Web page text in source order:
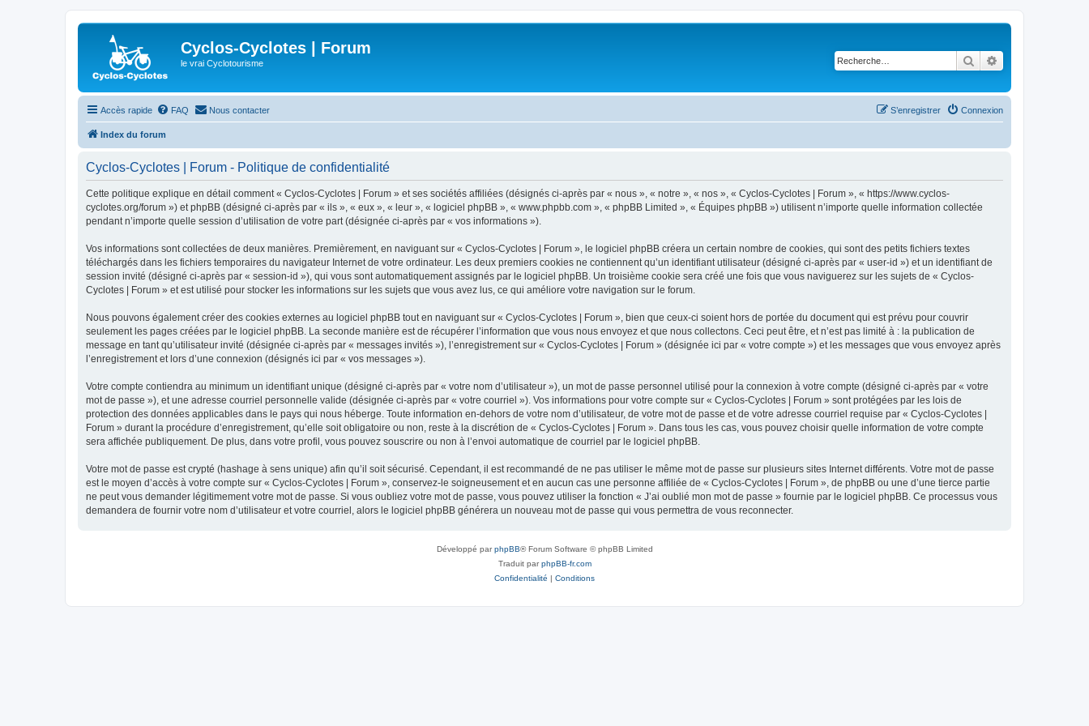
Cyclos-Cyclotes | Forum
le vrai Cyclotourisme Rechercher
Accès rapide FAQ Nous contacter Connexion
S’enregistrer
Index du forum
Cyclos-Cyclotes | Forum - Politique de confidentialité
Cette politique explique en détail comment « Cyclos-Cyclotes | Forum » et ses sociétés affiliées (désignés ci-après par « nous », « notre », « nos », « Cyclos-Cyclotes | Forum », « https://www.cyclos-
cyclotes.org/forum ») et phpBB (désigné ci-après par « ils », « eux », « leur », « logiciel phpBB », « www.phpbb.com », « phpBB Limited », « Équipes phpBB ») utilisent n’importe quelle information collectée
pendant n’importe quelle session d’utilisation de votre part (désignée ci-après par « vos informations »).
Vos informations sont collectées de deux manières. Premièrement, en naviguant sur « Cyclos-Cyclotes | Forum », le logiciel phpBB créera un certain nombre de cookies, qui sont des petits fichiers textes
téléchargés dans les fichiers temporaires du navigateur Internet de votre ordinateur. Les deux premiers cookies ne contiennent qu’un identifiant utilisateur (désigné ci-après par « user-id ») et un identifiant de
session invité (désigné ci-après par « session-id »), qui vous sont automatiquement assignés par le logiciel phpBB. Un troisième cookie sera créé une fois que vous naviguerez sur les sujets de « Cyclos-
Cyclotes | Forum » et est utilisé pour stocker les informations sur les sujets que vous avez lus, ce qui améliore votre navigation sur le forum.
Nous pouvons également créer des cookies externes au logiciel phpBB tout en naviguant sur « Cyclos-Cyclotes | Forum », bien que ceux-ci soient hors de portée du document qui est prévu pour couvrir
seulement les pages créées par le logiciel phpBB. La seconde manière est de récupérer l’information que vous nous envoyez et que nous collectons. Ceci peut être, et n’est pas limité à : la publication de
message en tant qu’utilisateur invité (désignée ci-après par « messages invités »), l’enregistrement sur « Cyclos-Cyclotes | Forum » (désignée ici par « votre compte ») et les messages que vous envoyez après
l’enregistrement et lors d’une connexion (désignés ici par « vos messages »).
Votre compte contiendra au minimum un identifiant unique (désigné ci-après par « votre nom d’utilisateur »), un mot de passe personnel utilisé pour la connexion à votre compte (désigné ci-après par « votre
mot de passe »), et une adresse courriel personnelle valide (désignée ci-après par « votre courriel »). Vos informations pour votre compte sur « Cyclos-Cyclotes | Forum » sont protégées par les lois de
protection des données applicables dans le pays qui nous héberge. Toute information en-dehors de votre nom d’utilisateur, de votre mot de passe et de votre adresse courriel requise par « Cyclos-Cyclotes |
Forum » durant la procédure d’enregistrement, qu’elle soit obligatoire ou non, reste à la discrétion de « Cyclos-Cyclotes | Forum ». Dans tous les cas, vous pouvez choisir quelle information de votre compte
sera affichée publiquement. De plus, dans votre profil, vous pouvez souscrire ou non à l’envoi automatique de courriel par le logiciel phpBB.
Votre mot de passe est crypté (hashage à sens unique) afin qu’il soit sécurisé. Cependant, il est recommandé de ne pas utiliser le même mot de passe sur plusieurs sites Internet différents. Votre mot de passe
est le moyen d’accès à votre compte sur « Cyclos-Cyclotes | Forum », conservez-le soigneusement et en aucun cas une personne affiliée de « Cyclos-Cyclotes | Forum », de phpBB ou une d’une tierce partie
ne peut vous demander légitimement votre mot de passe. Si vous oubliez votre mot de passe, vous pouvez utiliser la fonction « J’ai oublié mon mot de passe » fournie par le logiciel phpBB. Ce processus vous
demandera de fournir votre nom d’utilisateur et votre courriel, alors le logiciel phpBB générera un nouveau mot de passe qui vous permettra de vous reconnecter.
Développé parphpBB® Forum Software © phpBB Limited
Traduit parphpBB-fr.com
Confidentialité | Conditions